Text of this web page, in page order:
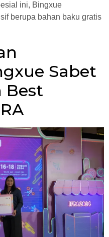
ini, Bingxue
berupa bahan baku gratis
Sabet
Best